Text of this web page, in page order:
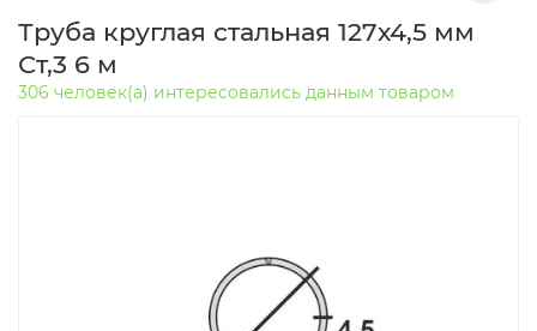
Труба круглая стальная 127х4,5 мм
Ст,3 6 м
306 человек(а) интересовались данным товаром